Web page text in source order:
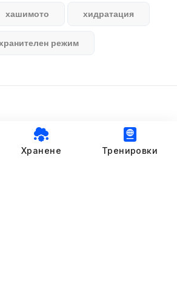
хашимото хидратация
режим
Progress App | 2025
Хранене Тренировки